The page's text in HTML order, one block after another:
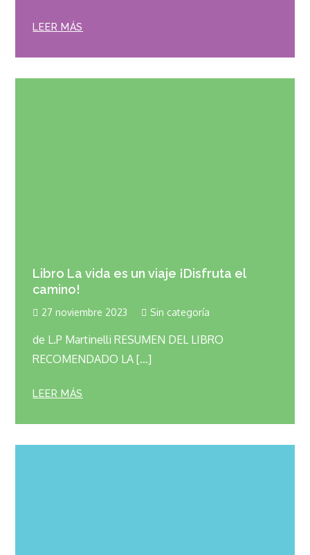
LEER MÁS
Libro La vida es un viaje ¡Disfruta el
camino!
27 noviembre 2023 Sin categoría
de L.P Martinelli RESUMEN DEL LIBRO
RECOMENDADO LA […]
LEER MÁS